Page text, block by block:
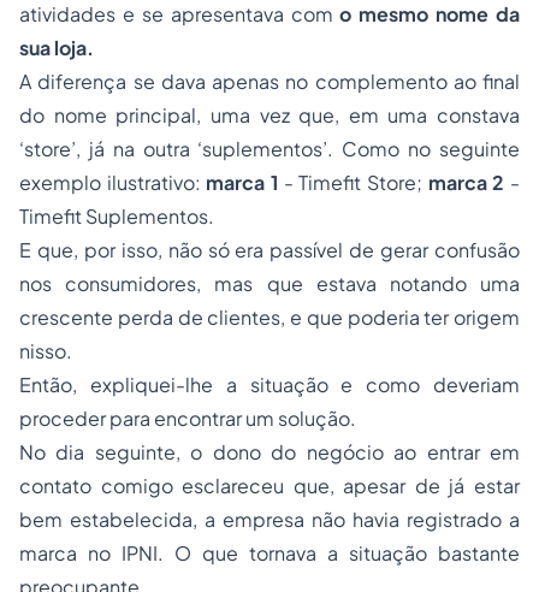
atividades e se apresentava como mesmo nome da
sua loja.
A diferença se dava apenas no complemento ao final
do nome principal, uma vez que, em uma constava
‘store’, já na outra ‘suplementos’. Como no seguinte
exemplo ilustrativo: marca 1 -Timefit Store; marca 2 -
TimefitSuplementos.
E que, por isso, não só era passível de gerar confusão
nos consumidores, mas que estava notando uma
crescente perda de clientes, e que poderia ter origem
nisso.
Então, expliquei-lhe a situação e como deveriam
proceder para encontrar um solução.
No dia seguinte, o dono do negócio ao entrar em
contato comigo esclareceu que, apesar de já estar
bem estabelecida, a empresa não havia registrado a
marca no IPNI. O que tornava a situação bastante